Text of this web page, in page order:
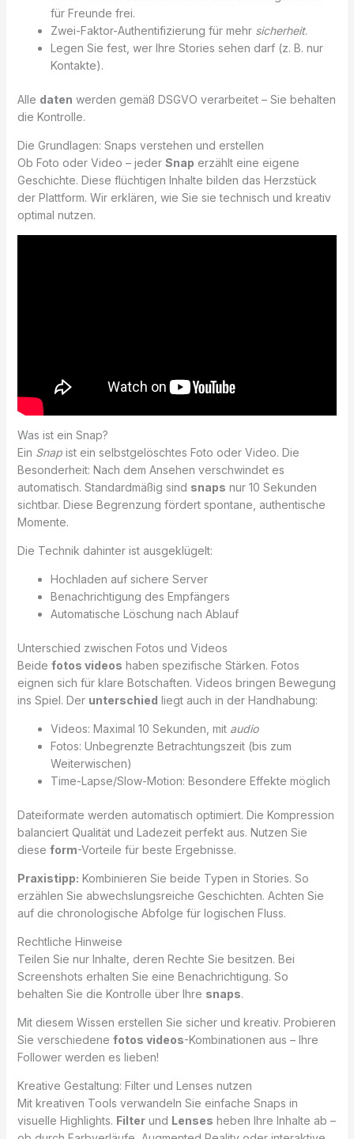
für Freunde frei.
Zwei-Faktor-Authentifizierung für mehr sicherheit.
Legen Sie fest, wer Ihre Stories sehen darf (z. B. nur
Kontakte).
Alle daten werden gemäß DSGVO verarbeitet – Sie behalten
die Kontrolle.
Die Grundlagen: Snaps verstehen und erstellen
Ob Foto oder Video – jeder Snap erzählt eine eigene
Geschichte. Diese flüchtigen Inhalte bilden das Herzstück
der Plattform. Wir erklären, wie Sie sie technisch und kreativ
optimal nutzen.
Was ist ein Snap?
Ein Snapist ein selbstgelöschtes Foto oder Video. Die
Besonderheit: Nach dem Ansehen verschwindet es
automatisch. Standardmäßig sind snaps nur 10 Sekunden
sichtbar. Diese Begrenzung fördert spontane, authentische
Momente.
Die Technik dahinter ist ausgeklügelt:
Hochladen auf sichere Server
Benachrichtigung des Empfängers
Automatische Löschung nach Ablauf
Unterschied zwischen Fotos und Videos
Beide fotos videos haben spezifische Stärken. Fotos
eignen sich für klare Botschaften. Videos bringen Bewegung
ins Spiel. Der unterschied liegt auch in der Handhabung:
Videos: Maximal 10 Sekunden, mit audio
Fotos: Unbegrenzte Betrachtungszeit (bis zum
Weiterwischen)
Time-Lapse/Slow-Motion: Besondere Effekte möglich
Dateiformate werden automatisch optimiert. Die Kompression
balanciert Qualität und Ladezeit perfekt aus. Nutzen Sie
diese form-Vorteile für beste Ergebnisse.
Praxistipp: Kombinieren Sie beide Typen in Stories. So
erzählen Sie abwechslungsreiche Geschichten. Achten Sie
auf die chronologische Abfolge für logischen Fluss.
Rechtliche Hinweise
Teilen Sie nur Inhalte, deren Rechte Sie besitzen. Bei
Screenshots erhalten Sie eine Benachrichtigung. So
behalten Sie die Kontrolle über Ihre snaps.
Mit diesem Wissen erstellen Sie sicher und kreativ. Probieren
Sie verschiedene fotos videos-Kombinationen aus – Ihre
Follower werden es lieben!
Kreative Gestaltung: Filter und Lenses nutzen
Mit kreativen Tools verwandeln Sie einfache Snaps in
visuelle Highlights. Filterund Lenses heben Ihre Inhalte ab –